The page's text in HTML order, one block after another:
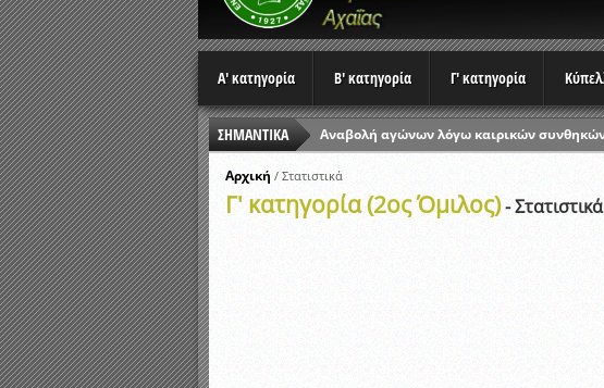
Α' κατηγορία Β' κατηγορία Γ' κατηγορία
ΣΗΜΑΝΤΙΚΑ
Αναβολή αγώνων λόγω καιρικών
Ώρες έναρξης αγώνων Πρωταθλημάτων
Αποτελέσματα επαναληπτικών γραπτών
Αρχική / Στατιστικά
Γ' κατηγορία (2ος Όμιλος)- Στατιστικά